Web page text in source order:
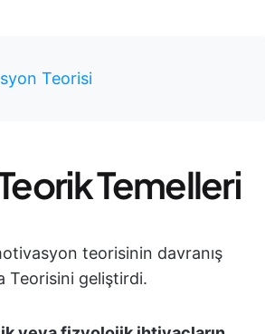
Teorisi
Temelleri
teorisinin davranış
Teorisini geliştirdi.